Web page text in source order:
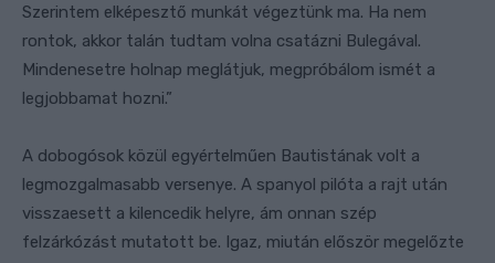
Szerintem elképesztő munkát végeztünk ma. Ha nem
rontok, akkor talán tudtam volna csatázni Bulegával.
Mindenesetre holnap meglátjuk, megpróbálom ismét a
legjobbamat hozni.”
A dobogósok közül egyértelműen Bautistának volt a
legmozgalmasabb versenye. A spanyol pilóta a rajt után
visszaesett a kilencedik helyre, ám onnan szép
felzárkózást mutatott be. Igaz, miután először megelőzte